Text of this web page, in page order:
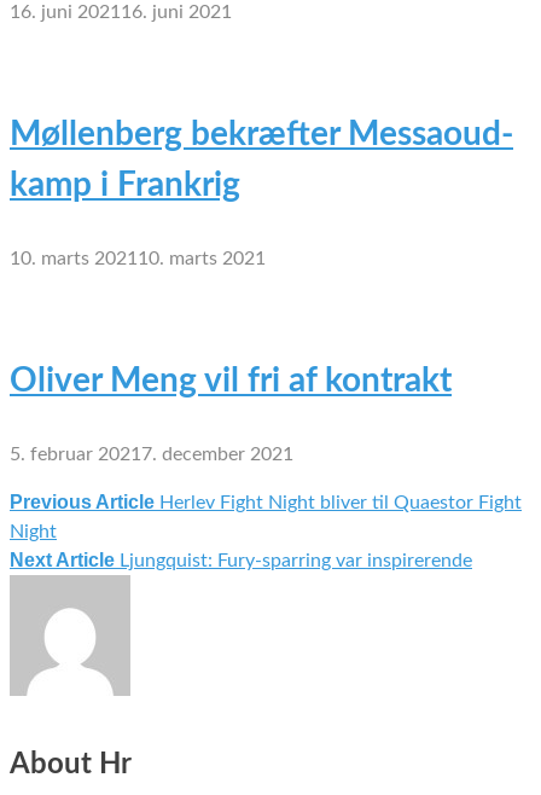
16. juni 2021 16. juni 2021
Møllenberg bekræfter Messaoud-
kamp i Frankrig
10. marts 2021 10. marts 2021
Oliver Meng vil fri af kontrakt
5. februar 2021 7. december 2021
Indlægsnavigation
Previous Article Herlev Fight Night bliver til Quaestor Fight
Night
Next Article Ljungquist: Fury-sparring var inspirerende
About Hr